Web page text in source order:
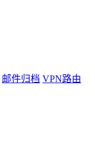
邮件归档 VPN路由